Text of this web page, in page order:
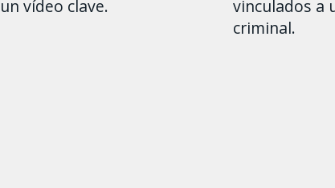
un vídeo clave.
vinculados a
criminal.